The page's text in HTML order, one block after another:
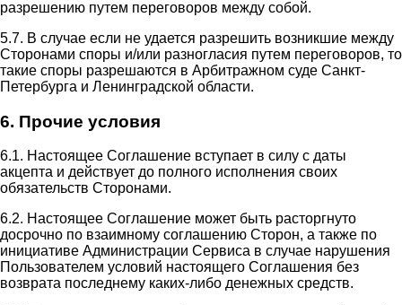
разрешению путем переговоров между собой.
5.7. В случае если не удается разрешить возникшие между
Сторонами споры и/или разногласия путем переговоров, то
такие споры разрешаются в Арбитражном суде Санкт-
Петербурга и Ленинградской области.
6. Прочие условия
6.1. Настоящее Соглашение вступает в силу с даты
акцепта и действует до полного исполнения своих
обязательств Сторонами.
6.2. Настоящее Соглашение может быть расторгнуто
досрочно по взаимному соглашению Сторон, а также по
инициативе Администрации Сервиса в случае нарушения
Пользователем условий настоящего Соглашения без
возврата последнему каких-либо денежных средств.